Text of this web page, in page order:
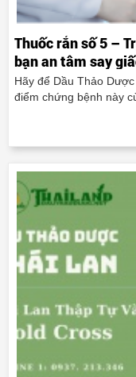
Thuốc rắn số 5 –
bạn an tâm say
Hãy để Dầu Thảo
điểm chứng bệnh này